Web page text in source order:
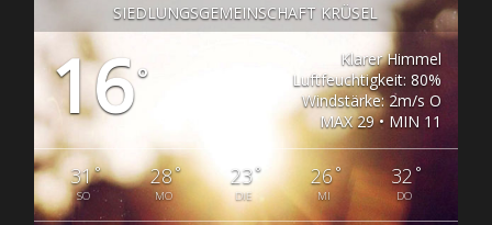
SIEDLUNGSGEMEINSCHAFT KRÜSEL
16°
Klarer Himmel
Luftfeuchtigkeit: 80%
Windstärke: 2m/s O
MAX 29 • MIN 11
31°
SO
28°
MO
23°
DIE
26°
MI
32 °
DO